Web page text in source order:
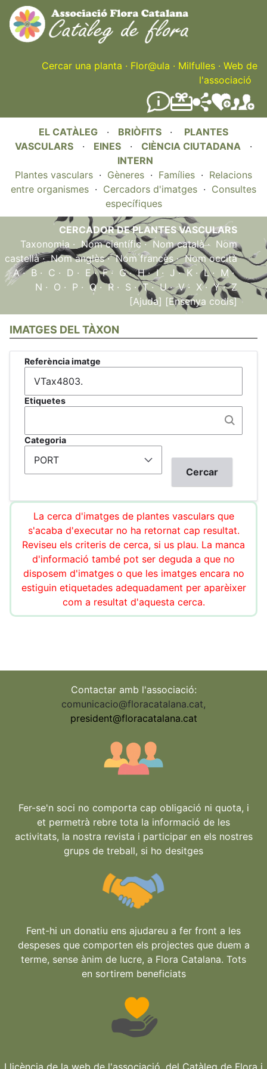
Skip
to
main
content
Cercar una planta · Flor@ula · Milfulles · Web de
l'associació
EL CATÀLEG · BRIÒFITS · PLANTES
VASCULARS · EINES · CIÈNCIA CIUTADANA ·
INTERN
Plantes vasculars · Gèneres · Famílies · Relacions
entre organismes · Cercadors d'imatges · Consultes
específiques
CERCADOR DE PLANTES VASCULARS
Taxonomia · Nom científic·Nom català· Nom
castellà·Nom anglès·Nom francès·Nom occità
A·B · C · D · E·F· G·H·I· J ·K ·L· M·
N · O · P · Q·R · S ·T ·U·V· X·Y·Z
[Ajuda] [Ensenya codis]
IMATGES DEL TÀXON
Referència imatge
Etiquetes
Categoria
La cerca d'imatges de plantes vasculars que
s'acaba d'executar no ha retornat cap resultat.
Reviseu els criteris de cerca, si us plau. La manca
d'informació també pot ser deguda a que no
disposem d'imatges o que les imatges encara no
estiguin etiquetades adequadament per aparèixer
com a resultat d'aquesta cerca.
Contactar amb l'associació:
comunicacio@floracatalana.cat,
president@floracatalana.cat
Fer-se'n soci no comporta cap obligació ni quota, i
et permetrà rebre tota la informació de les
activitats, la nostra revista i participar en els nostres
grups de treball, si ho desitges
Fent-hi un donatiu ens ajudareu a fer front a les
despeses que comporten els projectes que duem a
terme, sense ànim de lucre, a Flora Catalana. Tots
en sortirem beneficiats
Llicència de la web de l'associació, del Catàleg de Flora i